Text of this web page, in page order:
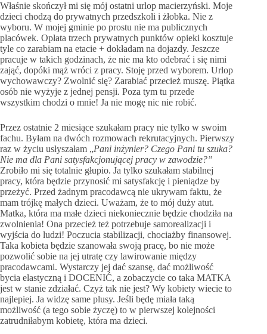
Właśnie skończył mi się mój ostatni urlop macierzyński. Moje
dzieci chodzą do prywatnych przedszkoli i żłobka. Nie z
wyboru. W mojej gminie po prostu nie ma publicznych
placówek. Opłata trzech prywatnych punktów opieki kosztuje
tyle co zarabiam na etacie + dokładam na dojazdy. Jeszcze
pracuje w takich godzinach, że nie ma kto odebrać i się nimi
zająć, dopóki mąż wróci z pracy. Stoję przed wyborem. Urlop
wychowawczy? Zwolnić się? Zarabiać przecież muszę. Piątka
osób nie wyżyje z jednej pensji. Poza tym tu przede
wszystkim chodzi o mnie! Ja nie mogę nic nie robić.
Przez ostatnie 2 miesiące szukałam pracy nie tylko w swoim
fachu. Byłam na dwóch rozmowach rekrutacyjnych. Pierwszy
raz w życiu usłyszałam „Pani inżynier? Czego Pani tu szuka?
Nie ma dla Pani satysfakcjonującej pracy w zawodzie?”
Zrobiło mi się totalnie głupio. Ja tylko szukałam stabilnej
pracy, która będzie przynosić mi satysfakcję i pieniądze by
przeżyć. Przed żadnym pracodawcą nie ukrywam faktu, że
mam trójkę małych dzieci. Uważam, że to mój duży atut.
Matka, która ma małe dzieci niekoniecznie będzie chodziła na
zwolnienia! Ona przecież też potrzebuje samorealizacji i
wyjścia do ludzi! Poczucia stabilizacji, chociażby finansowej.
Taka kobieta będzie szanowała swoją pracę, bo nie może
pozwolić sobie na jej utratę czy lawirowanie między
pracodawcami. Wystarczy jej dać szansę, dać możliwość
bycia elastyczną i DOCENIĆ, a zobaczycie co taka MATKA
jest w stanie zdziałać. Czyż tak nie jest? Wy kobiety wiecie to
najlepiej. Ja widzę same plusy. Jeśli będę miała taką
możliwość (a tego sobie życzę) to w pierwszej kolejności
zatrudniłabym kobietę, która ma dzieci.